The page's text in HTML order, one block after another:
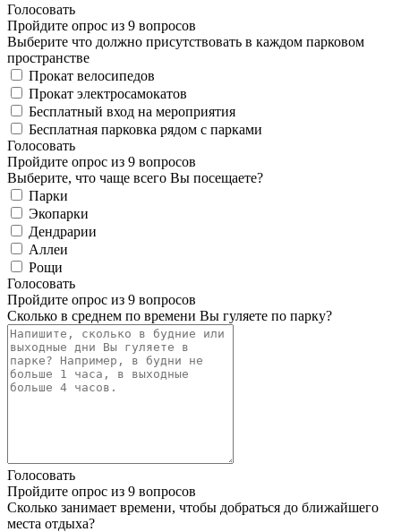
Голосовать
Пройдите опрос из 9 вопросов
Выберите что должно присутствовать в каждом парковом
пространстве
Прокат велосипедов
Прокат электросамокатов
Бесплатный вход на мероприятия
Бесплатная парковка рядом с парками
Голосовать
Пройдите опрос из 9 вопросов
Выберите, что чаще всего Вы посещаете?
Парки
Экопарки
Дендрарии
Аллеи
Рощи
Голосовать
Пройдите опрос из 9 вопросов
Сколько в среднем по времени Вы гуляете по парку?
Голосовать
Пройдите опрос из 9 вопросов
Сколько занимает времени, чтобы добраться до ближайшего
места отдыха?